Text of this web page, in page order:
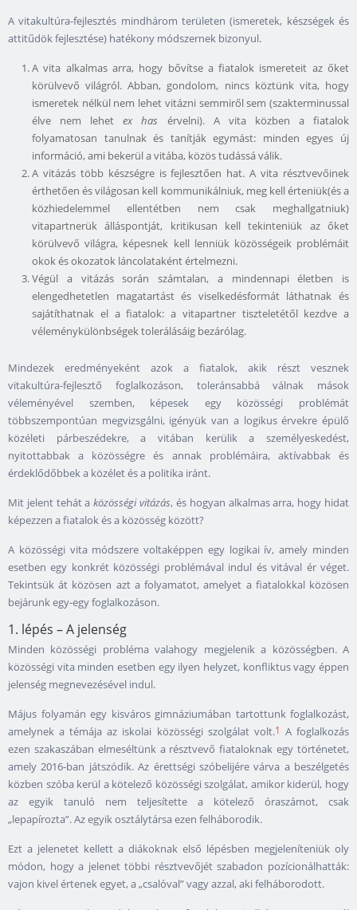
A vitakultúra-fejlesztés mindhárom területen (ismeretek, készségek és
attitűdök fejlesztése) hatékony módszernek bizonyul.
A vita alkalmas arra, hogy bővítse a fiatalok ismereteit az őket
körülvevő világról. Abban, gondolom, nincs köztünk vita, hogy
ismeretek nélkül nem lehet vitázni semmiről sem (szakterminussal
élve nem lehetex has érvelni). A vita közben a fiatalok
folyamatosan tanulnak és tanítják egymást: minden egyes új
információ, ami bekerül a vitába, közös tudássá válik.
A vitázás több készségre is fejlesztően hat. A vita résztvevőinek
érthetően és világosan kell kommunikálniuk, meg kell érteniük(és a
közhiedelemmel ellentétben nem csak meghallgatniuk)
vitapartnerük álláspontját, kritikusan kell tekinteniük az őket
körülvevő világra, képesnek kell lenniük közösségeik problémáit
okok és okozatok láncolataként értelmezni.
Végül a vitázás során számtalan, a mindennapi életben is
elengedhetetlen magatartást és viselkedésformát láthatnak és
sajátíthatnak el a fiatalok: a vitapartner tiszteletétől kezdve a
véleménykülönbségek tolerálásáig bezárólag.
Mindezek eredményeként azok a fiatalok, akik részt vesznek
vitakultúra-fejlesztő foglalkozáson, toleránsabbá válnak mások
véleményével szemben, képesek egy közösségi problémát
többszempontúan megvizsgálni, igényük van a logikus érvekre épülő
közéleti párbeszédekre, a vitában kerülik a személyeskedést,
nyitottabbak a közösségre és annak problémáira, aktívabbak és
érdeklődőbbek a közélet és a politika iránt.
Mit jelent tehát aközösségi vitázás, és hogyan alkalmas arra, hogy hidat
képezzen a fiatalok és a közösség között?
A közösségi vita módszere voltaképpen egy logikai ív, amely minden
esetben egy konkrét közösségi problémával indul és vitával ér véget.
Tekintsük át közösen azt a folyamatot, amelyet a fiatalokkal közösen
bejárunk egy-egy foglalkozáson.
1. lépés – A jelenség
Minden közösségi probléma valahogy megjelenik a közösségben. A
közösségi vita minden esetben egy ilyen helyzet, konfliktus vagy éppen
jelenség megnevezésével indul.
Május folyamán egy kisváros gimnáziumában tartottunk foglalkozást,
amelynek a témája az iskolai közösségi szolgálat volt.1 A foglalkozás
ezen szakaszában elmeséltünk a résztvevő fiataloknak egy történetet,
amely 2016-ban játszódik. Az érettségi szóbelijére várva a beszélgetés
közben szóba kerül a kötelező közösségi szolgálat, amikor kiderül, hogy
az egyik tanuló nem teljesítette a kötelező óraszámot, csak
„lepapírozta”. Az egyik osztálytársa ezen felháborodik.
Ezt a jelenetet kellett a diákoknak első lépésben megjeleníteniük oly
módon, hogy a jelenet többi résztvevőjét szabadon pozícionálhatták:
vajon kivel értenek egyet, a „csalóval” vagy azzal, aki felháborodott.